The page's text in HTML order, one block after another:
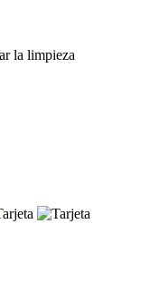
la limpieza